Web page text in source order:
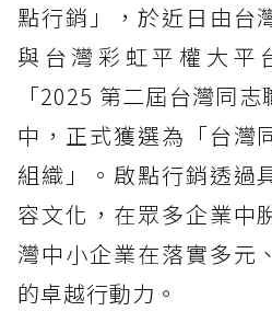
點行銷」，於近日由台
與台灣彩虹平權大平
「2025 第二屆台灣同
中，正式獲選為「台灣
組織」。啟點行銷透過
容文化，在眾多企業中
灣中小企業在落實多元
的卓越行動力。